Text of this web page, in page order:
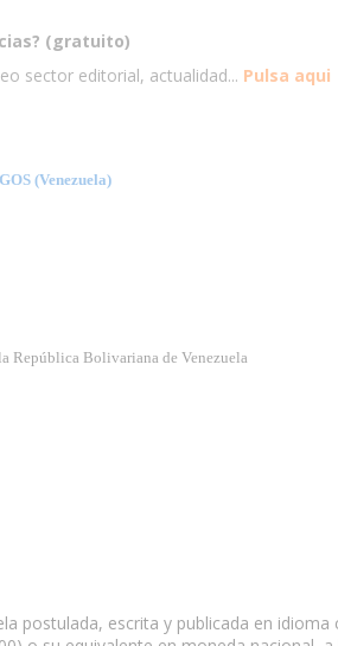
(gratuito)
sector editorial, actualidad... Pulsa aqui
(Venezuela)
República Bolivariana de Venezuela
postulada, escrita y publicada en